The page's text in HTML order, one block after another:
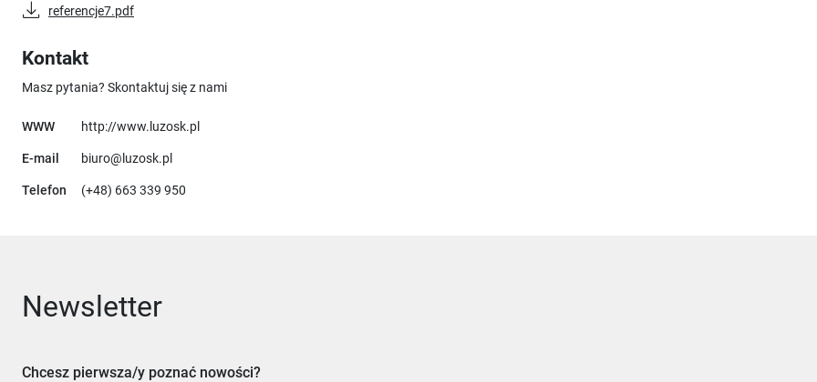
referencje7.pdf
Kontakt
Masz pytania? Skontaktuj się z nami
WWW http://www.luzosk.plUwaga, link otworzy się w nowym oknie
E-mail biuro@luzosk.pl
Telefon (+48) 663 339 950
Newsletter
Chcesz pierwsza/y poznać nowości?